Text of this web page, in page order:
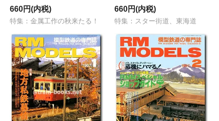
660円(内税)
特集：金属工作の秋来たる！
660円(内税)
特集：スター街道、東海道